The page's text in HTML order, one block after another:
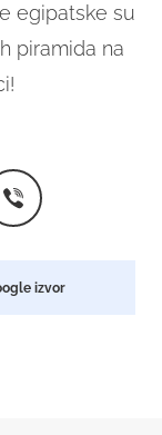
egipatske su
piramida na
izvor